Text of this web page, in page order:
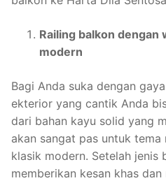
Railing balkon dengan
modern
Bagi Anda suka dengan
ekterior yang cantik Anda
dari bahan kayu solid yang
akan sangat pas untuk tema
klasik modern. Setelah jenis
memberikan kesan khas